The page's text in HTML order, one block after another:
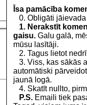
Īsa pamācība
0. Obligāti jāievada
1. Nerakstīt
gaisu. Galu galā,
mūsu lasītāji.
2. Tagus lietot
3. Viss, kas sākās
automātiski
jaunā logā.
4. Skatīt nullto,
P.S. Emaili tiek